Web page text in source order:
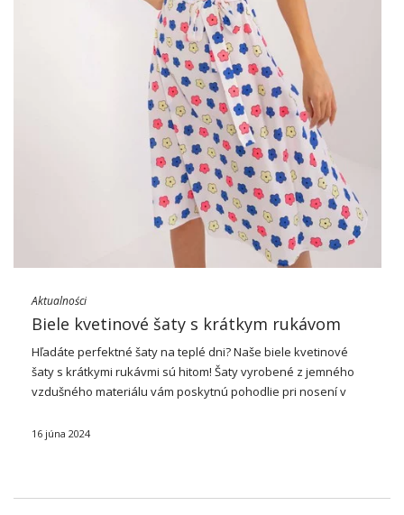
Aktualności
Biele kvetinové šaty s krátkym rukávom
Hľadáte perfektné šatyna teplé dni? Naše biele kvetinové
šaty s krátkymi rukávmi sú hitom! Šaty vyrobené z jemného
vzdušného materiálu vám poskytnú pohodlie pri nosení v
ležérny štýl sú ideálne pre …
16 júna 2024